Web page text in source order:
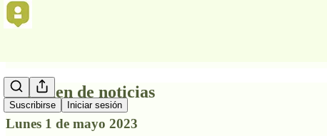
Suscribirse Iniciar sesión
Resumen de noticias
Lunes 1 de mayo 2023